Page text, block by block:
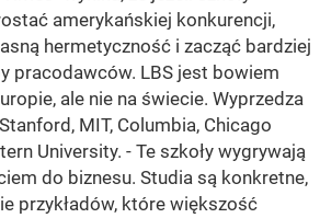
amerykańskiej konkurencji,
hermetyczność i zacząć bardziej
pracodawców. LBS jest bowiem
ale nie na świecie. Wyprzedza
MIT, Columbia, Chicago
University. - Te szkoły wygrywają
do biznesu. Studia są konkretne,
przykładów, które większość